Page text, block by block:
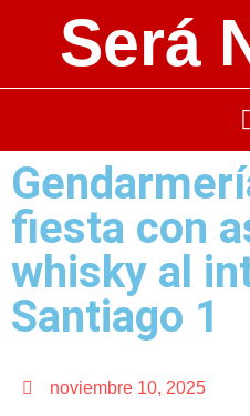
Será
fiesta con
whisky al
Santiago 1
noviembre 10, 2025